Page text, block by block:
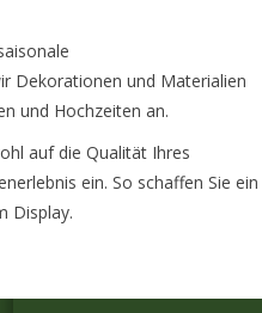
Dekorationen und Materialien
und Hochzeiten an.
auf die Qualität Ihres
ein. So schaffen Sie ein
Display.